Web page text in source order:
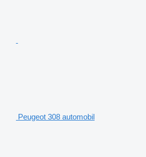
Peugeot 308 automobil